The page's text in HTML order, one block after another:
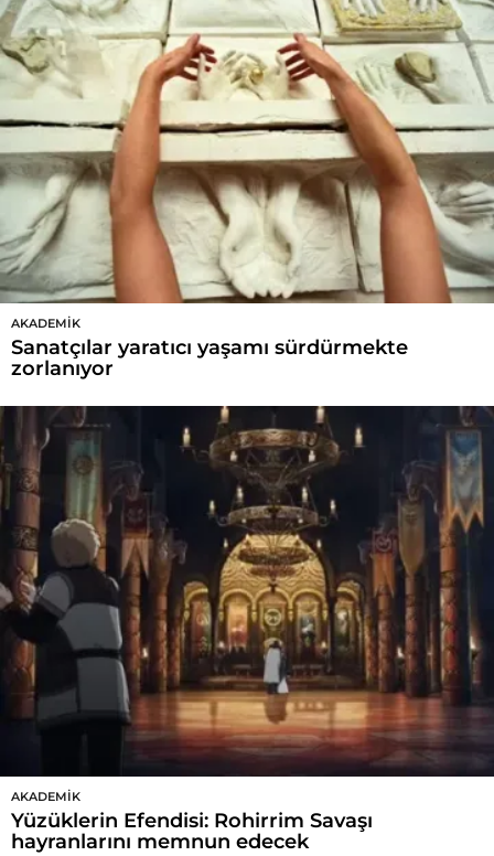
AKADEMIK
Sanatçılar yaratıcı yaşamı sürdürmekte
zorlanıyor
AKADEMIK
Yüzüklerin Efendisi: Rohirrim Savaşı
hayranlarını memnun edecek